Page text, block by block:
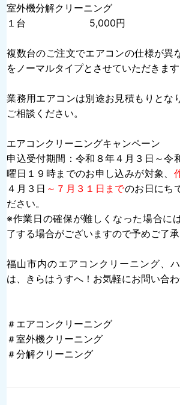
室外機分解クリーニング
１台 5,000円
複数台のご注文でエアコンの仕様が異
をノーマルタイプとさせていただきます
業務用エアコンは別途お見積もりとな
ご相談ください。
エアコンクリーニングキャンペーン
申込受付期間：令和８年４月３日～令
曜日１９時までのお申し込みが対象、
４月３日 ～７月３１日までのお日にち
ださい。
※作業日の確保が難しくなった場合に
了する場合がございますので予めご了承
福山市内のエアコンクリーニング、
は、きらはうすへ！お気軽にお問い合わ
＃エアコンクリーニング
＃室外機クリーニング
＃分解クリーニング